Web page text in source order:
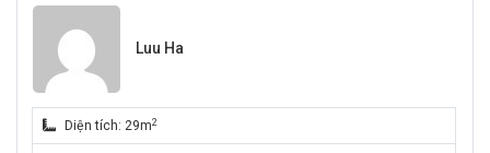
Luu Ha
Diện tích: 29m2